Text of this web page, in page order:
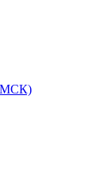
МСК)